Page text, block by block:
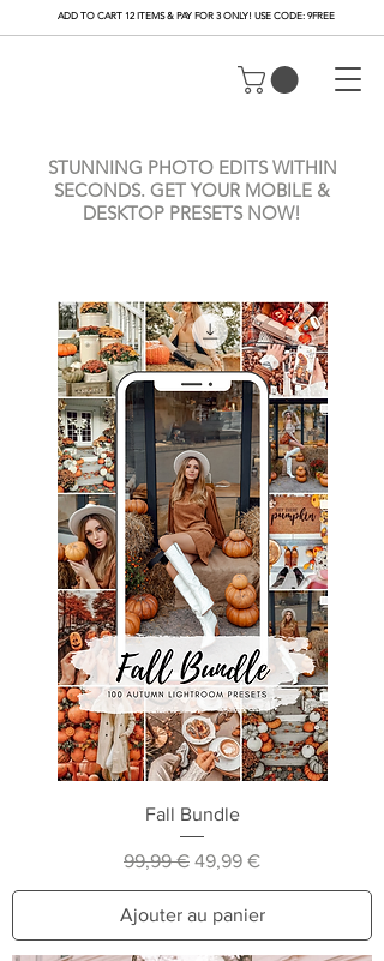
ADD TO CART 12 ITEMS & PAY FOR 3 ONLY! USE CODE: 9FREE
STUNNING PHOTO EDITS WITHIN
SECONDS. GET YOUR MOBILE &
DESKTOP PRESETS NOW!
Fall Bundle
Prix original
99,99 € Prix promotionnel
49,99 €
Ajouter au panier